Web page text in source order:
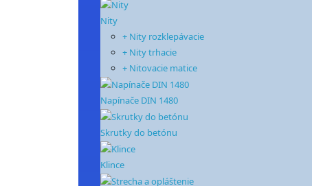
Nity
+ Nity rozklepávacie
+ Nity trhacie
+ Nitovacie matice
Napínače DIN 1480
Skrutky do betónu
Klince